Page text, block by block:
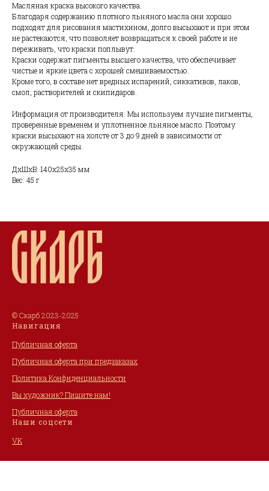
Масляная краска высокого качества.
Благодаря содержанию плотного льняного масла они хорошо
подходят для рисования мастихином, долго высыхают и при этом
не растекаются, что позволяет возвращаться к своей работе и не
переживать, что краски поплывут.
Краски содержат пигменты высшего качества, что обеспечивает
чистые и яркие цвета с хорошей смешиваемостью.
Кроме того, в составе нет вредных испарений, сиккативов, лаков,
смол, растворителей и скипидаров.
Информация от производителя: Мы используем лучшие пигменты,
проверенные временем и уплотненное льняное масло. Поэтому
краски высыхают на холсте от 3 до 9 дней в зависимости от
окружающей среды.
ДxШxВ: 140x25x35 мм
Вес: 45 г
© Скарб 2023-2025
Навигация
Публичная оферта
Публичная оферта при предзаказах
Политика Конфиденциальности
Вы художник? Пишите нам!
Публичная оферта
Наши соцсети
VK